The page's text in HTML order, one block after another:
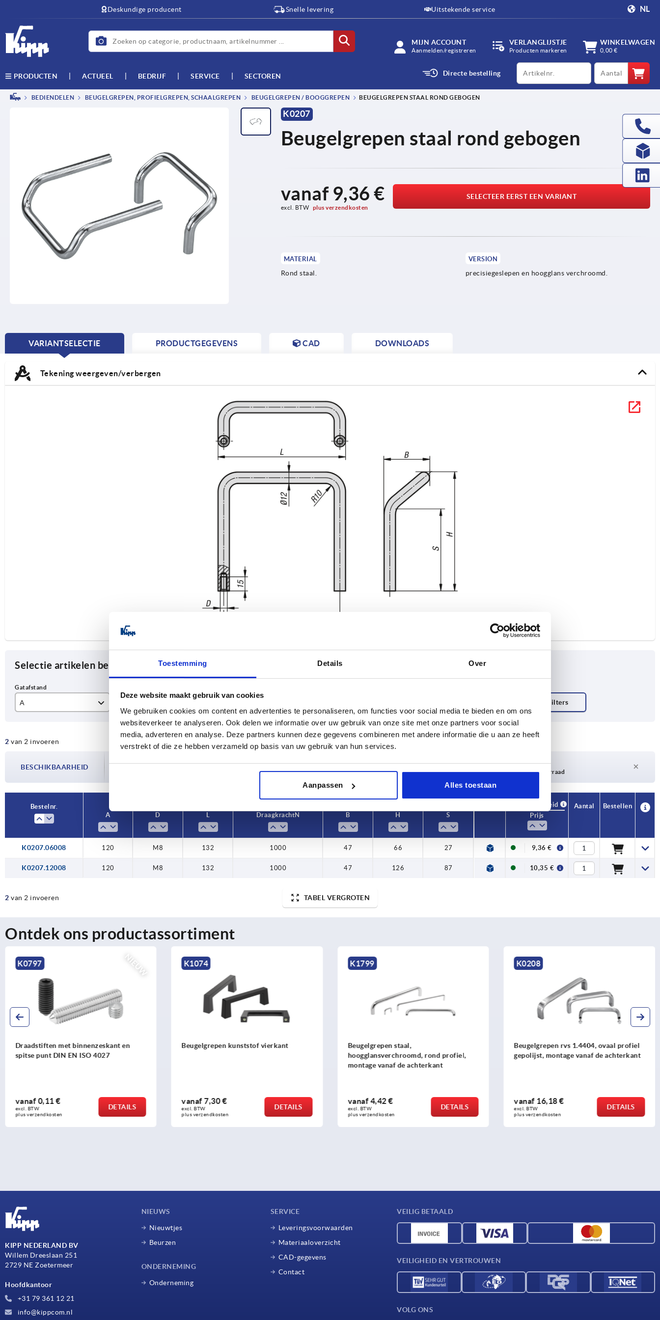
Toestemming Details Over
Deze website maakt gebruik van cookies
We gebruiken cookies om content en advertenties te personaliseren, om functies voor social media te bieden en om ons
websiteverkeer te analyseren. Ook delen we informatie over uw gebruik van onze site met onze partners voor social
media, adverteren en analyse. Deze partners kunnen deze gegevens combineren met andere informatie die u aan ze heeft
verstrekt of die ze hebben verzameld op basis van uw gebruik van hun services.
Aanpassen Alles toestaan
Deskundige producent Snelle levering Uitstekende service NL
MIJN ACCOUNT
Aanmelden/registreren
VERLANGLIJSTJE
Producten markeren
WINKELWAGEN
0,00 €
PRODUCTEN ACTUEEL BEDRIJF SERVICE SECTOREN Directe bestelling
productCode qty
BEDIENDELEN BEUGELGREPEN, PROFIELGREPEN, SCHAALGREPEN BEUGELGREPEN / BOOGGREPEN BEUGELGREPEN STAAL ROND GEBOGEN
K0207
Beugelgrepen staal rond gebogen
vanaf 9,36 €
excl. BTW plus verzendkosten
SELECTEER EERST EEN VARIANT
MATERIAL
Rond staal.
VERSION
precisiegeslepen en hoogglans verchroomd.
VARIANTSELECTIE
CURRENT
PRODUCTGEGEVENS CAD DOWNLOADS
Tekening weergeven/verbergen
Selectie artikelen begrenzen
A
M8 132 1000 47
2 van 2 invoeren
BESCHIKBAARHEID
1-3 dagen
Levertijd op aanvraag
4-20 dagen
Momenteel niet op voorraad
Bestelnr.
A
D L Draagkracht N B H S
Beschikbaarheid
Prijs
Aantal Bestellen
K0207.06008 120 M8 132 1000 47 66 27 9,36 €
K0207.12008 120 M8 132 1000 47 126 87 10,35 €
2 van 2 invoeren TABEL VERGROTEN
Ontdek ons productassortiment
K1074
Beugelgrepen kunststof vierkant
vanaf7,30 €
excl. BTW
plus verzendkosten
DETAILS
K1799
Beugelgrepen staal,
vanaf4,42 €
excl. BTW
plus verzendkosten
DETAILS
K0208
Beugelgrepen rvs 1.4404, ovaal profiel
gepolijst, montage vanaf de achterkant
vanaf16,18 €
excl. BTW
plus verzendkosten
DETAILS
K0191
Beugelgrepen kunststof smal met
afschuining aan beide kanten
vanaf3,14 €
excl. BTW
plus verzendkosten
DETAILS
KIPP NEDERLAND BV
Willem Dreeslaan 251
2729 NE Zoetermeer
Hoofdkantoor
+31 79 361 12 21
info@kippcom.nl
NIEUWS
Nieuwtjes
Beurzen
ONDERNEMING
Onderneming
SERVICE
Leveringsvoorwaarden
Materiaaloverzicht
CAD-gegevens
Contact
VEILIG BETAALD
VEILIGHEID EN VERTROUWEN
VOLG ONS